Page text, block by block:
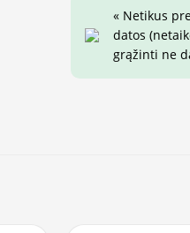
« Netikus
datos
grąžinti ne